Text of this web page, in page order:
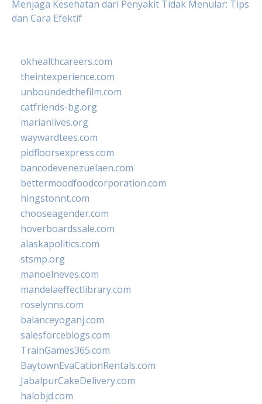
Menjaga Kesehatan dari Penyakit Tidak Menular: Tips
dan Cara Efektif
okhealthcareers.com
theintexperience.com
unboundedthefilm.com
catfriends-bg.org
marianlives.org
waywardtees.com
pidfloorsexpress.com
bancodevenezuelaen.com
bettermoodfoodcorporation.com
hingstonnt.com
chooseagender.com
hoverboardssale.com
alaskapolitics.com
stsmp.org
manoelneves.com
mandelaeffectlibrary.com
roselynns.com
balanceyoganj.com
salesforceblogs.com
TrainGames365.com
BaytownEvaCationRentals.com
JabalpurCakeDelivery.com
halobjd.com